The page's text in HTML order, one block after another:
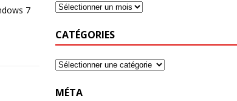
7
CATÉGORIES
MÉTA